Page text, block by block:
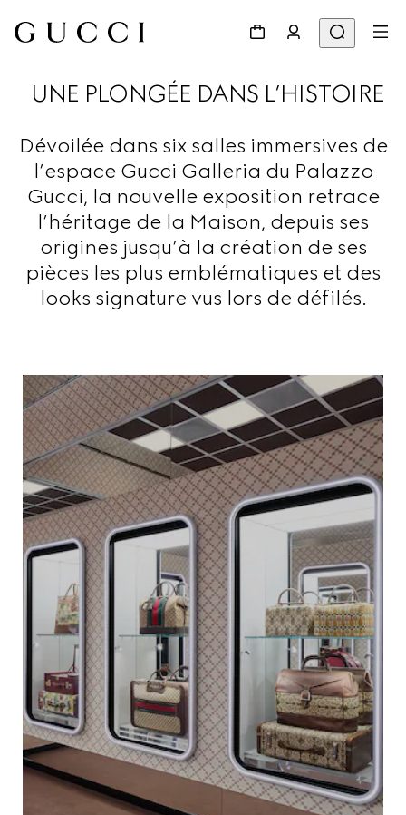
UNE PLONGÉE DANS L’HISTOIRE
Dévoilée dans six salles immersives de
l’espace Gucci Galleria du Palazzo
Gucci, la nouvelle exposition retrace
l’héritage de la Maison, depuis ses
origines jusqu’à la création de ses
pièces les plus emblématiques et des
looks signature vus lors de défilés.